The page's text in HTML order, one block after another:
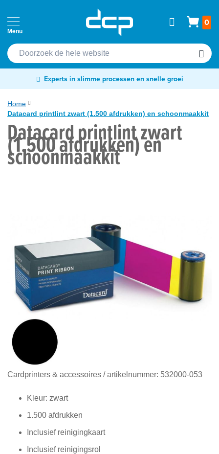
naar
de
inhoud
0
Passen
Cardprinters
Labelprinters
Readers
&
scanners
Contact
Support
Experts in slimme processen en snelle groei
Home
Datacard printlint zwart (1.500 afdrukken) en schoonmaakkit
Cardprinters & accessoires / artikelnummer: 532000-053
Kleur: zwart
1.500 afdrukken
Inclusief reinigingkaart
Inclusief reinigingsrol
Ga
naar
het
einde
Datacard printlint zwart
(1.500 afdrukken) en
schoonmaakkit
Ga
van
gallerij